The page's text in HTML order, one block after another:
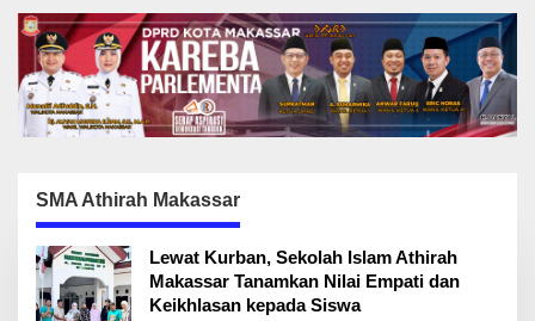
SMA Athirah Makassar
Lewat Kurban, Sekolah Islam Athirah
Makassar Tanamkan Nilai Empati dan
Keikhlasan kepada Siswa